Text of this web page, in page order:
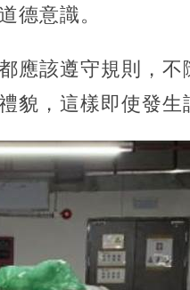
德意識。
應該遵守規則，
貌，這樣即使發生